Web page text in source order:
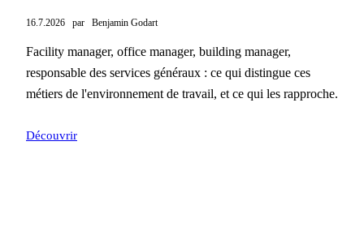
16.7.2026 par Benjamin Godart
Facility manager, office manager, building manager,
responsable des services généraux : ce qui distingue ces
métiers de l'environnement de travail, et ce qui les rapproche.
Découvrir